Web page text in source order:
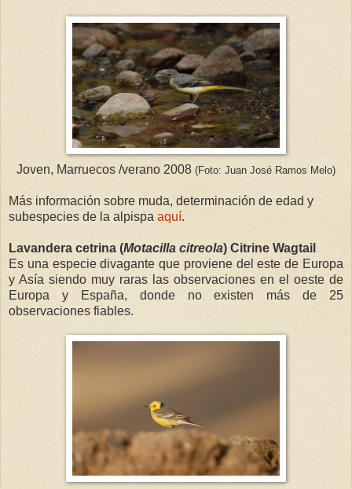
Joven, Marruecos /verano 2008 (Foto: Juan José Ramos Melo)
Más información sobre muda, determinación de edad y
subespecies de la alpispa aquí.
Lavandera cetrina (Motacilla citreola) Citrine Wagtail
Es una especie divagante que proviene del este de Europa
y Asía siendo muy raras las observaciones en el oeste de
Europa y España, donde no existen más de 25
observaciones fiables.